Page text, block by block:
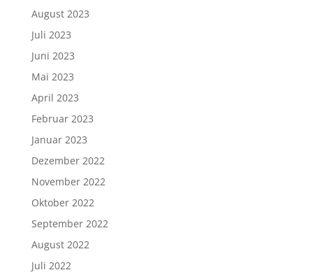
August 2023
Juli 2023
Juni 2023
Mai 2023
April 2023
Februar 2023
Januar 2023
Dezember 2022
November 2022
Oktober 2022
September 2022
August 2022
Juli 2022